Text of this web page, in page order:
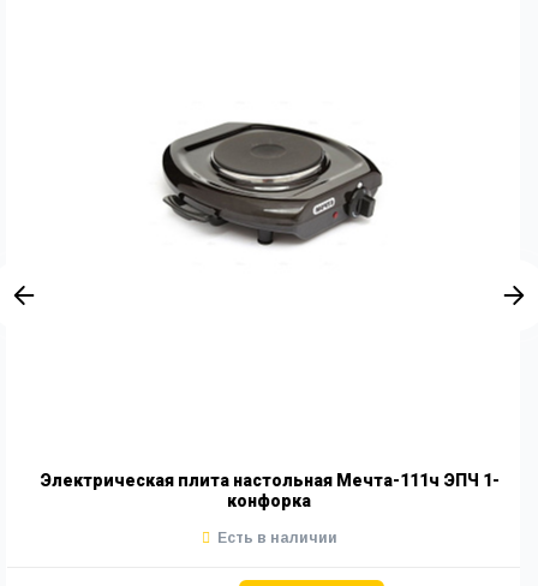
Электрическая плита настольная Мечта-111ч ЭПЧ 1-
конфорка
Есть в наличии